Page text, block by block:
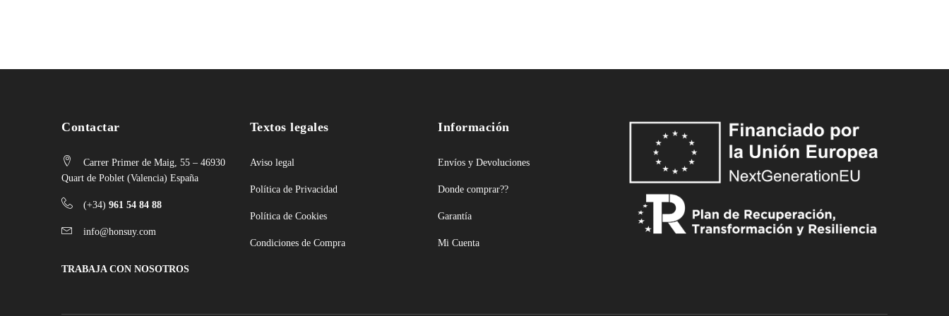
Contactar
Carrer Primer de Maig, 55 – 46930
Quart de Poblet (Valencia) España
(+34) 961 54 84 88
info@honsuy.com
TRABAJA CON NOSOTROS
Textos legales
Aviso legal
Política de Privacidad
Política de Cookies
Condiciones de Compra
Información
Envíos y Devoluciones
Donde comprar??
Garantía
Mi Cuenta